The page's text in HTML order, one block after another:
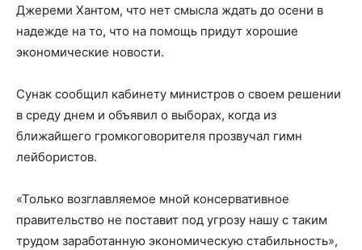
Джереми Хантом, что нет смысла ждать до осени в
надежде на то, что на помощь придут хорошие
экономические новости.
Сунак сообщил кабинету министров о своем решении
в среду днем и объявил о выборах, когда из
ближайшего громкоговорителя прозвучал гимн
лейбористов.
«Только возглавляемое мной консервативное
правительство не поставит под угрозу нашу с таким
трудом заработанную экономическую стабильность»,